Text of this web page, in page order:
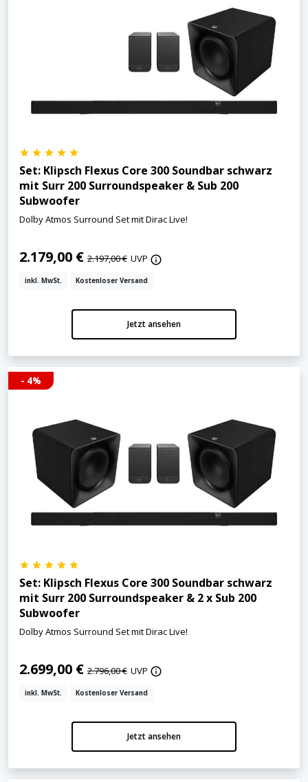
Set: Klipsch Flexus Core 300 Soundbar schwarz
mit Surr 200 Surroundspeaker & Sub 200
Subwoofer
Dolby Atmos Surround Set mit Dirac Live!
2.179,00 € 2.197,00 € UVP
inkl. MwSt. Kostenloser Versand
Jetzt ansehen
- 4%
Set: Klipsch Flexus Core 300 Soundbar schwarz
mit Surr 200 Surroundspeaker & 2 x Sub 200
Subwoofer
Dolby Atmos Surround Set mit Dirac Live!
2.699,00 € 2.796,00 € UVP
inkl. MwSt. Kostenloser Versand
Jetzt ansehen